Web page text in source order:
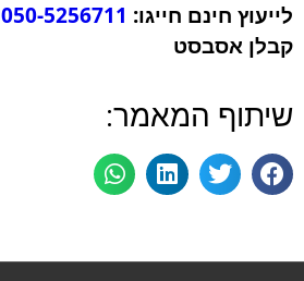
לייעוץ חינם חייגו: 050-5256711
קבלן אסבסט
שיתוף המאמר: